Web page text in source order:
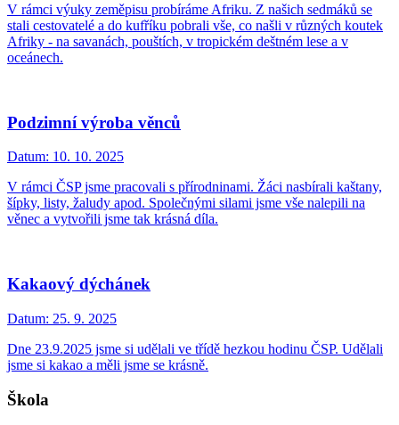
V rámci výuky zeměpisu probíráme Afriku. Z našich sedmáků se
stali cestovatelé a do kufříku pobrali vše, co našli v různých koutek
Afriky - na savanách, pouštích, v tropickém deštném lese a v
oceánech.
Podzimní výroba věnců
Datum: 10. 10. 2025
V rámci ČSP jsme pracovali s přírodninami. Žáci nasbírali kaštany,
šípky, listy, žaludy apod. Společnými silami jsme vše nalepili na
věnec a vytvořili jsme tak krásná díla.
Kakaový dýchánek
Datum: 25. 9. 2025
Dne 23.9.2025 jsme si udělali ve třídě hezkou hodinu ČSP. Udělali
jsme si kakao a měli jsme se krásně.
Škola